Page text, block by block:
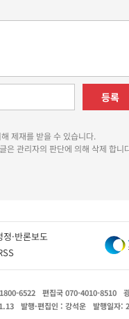
등록
제재를 받을 수 있습니다.
은 관리자의 판단에 의해 삭제 합니
정·반론보도
6522 편집국 070-4010-8510
발행·편집인 : 강석운 발행일자: